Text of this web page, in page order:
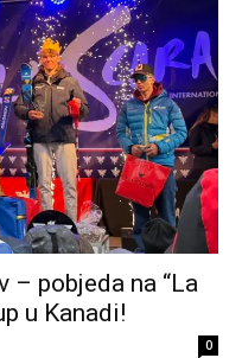
– pobjeda na “La
u Kanadi!
0